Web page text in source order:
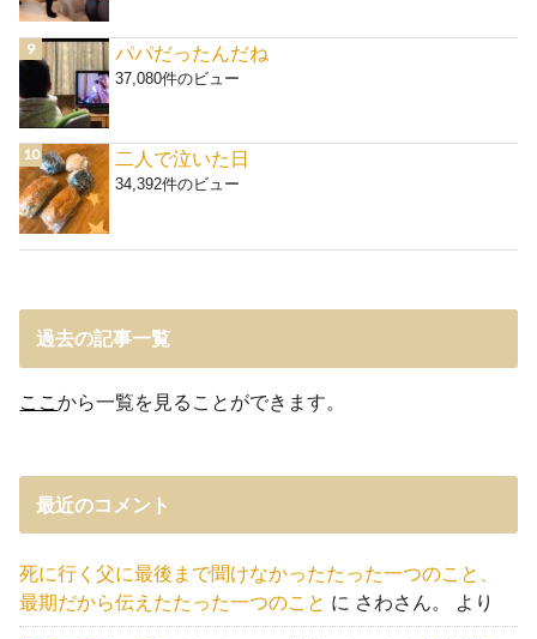
パパだったんだね
37,080件のビュー
二人で泣いた日
34,392件のビュー
過去の記事一覧
ここから一覧を見ることができます。
最近のコメント
死に行く父に最後まで聞けなかったたった一つのこと、
最期だから伝えたたった一つのこと に さわさん。 より